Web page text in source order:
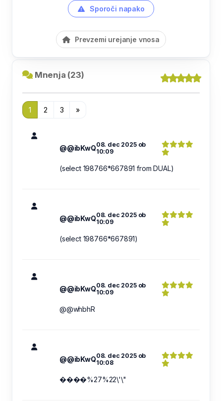
Sporoči napako
Prevzemi urejanje vnosa
Mnenja (23)
1 2 3 »
@@ibKwQ08. dec 2025 ob
10:09
(select 198766*667891 from DUAL)
@@ibKwQ08. dec 2025 ob
10:09
(select 198766*667891)
@@ibKwQ08. dec 2025 ob
10:09
@@whbhR
@@ibKwQ08. dec 2025 ob
10:08
����%27%22\'\"